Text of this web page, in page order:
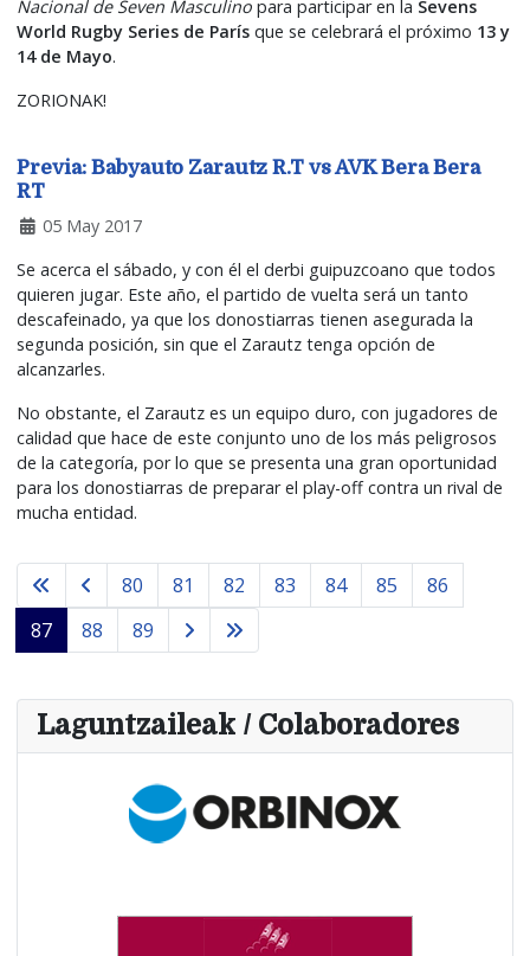
Nacional de Seven Masculino para participar en la Sevens
World Rugby Series de París que se celebrará el próximo 13 y
14 de Mayo.
ZORIONAK!
Previa: Babyauto Zarautz R.T vs AVK Bera Bera
RT
05 May 2017
Se acerca el sábado, y con él el derbi guipuzcoano que todos
quieren jugar. Este año, el partido de vuelta será un tanto
descafeinado, ya que los donostiarras tienen asegurada la
segunda posición, sin que el Zarautz tenga opción de
alcanzarles.
No obstante, el Zarautz es un equipo duro, con jugadores de
calidad que hace de este conjunto uno de los más peligrosos
de la categoría, por lo que se presenta una gran oportunidad
para los donostiarras de preparar el play-off contra un rival de
mucha entidad.
80 81 82 83 84 85
86
87
88 89
Laguntzaileak / Colaboradores